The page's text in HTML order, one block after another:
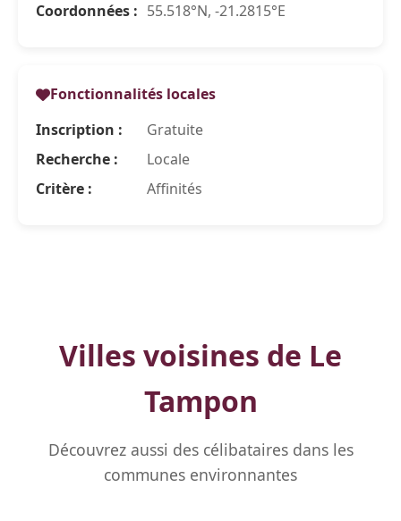
Coordonnées : 55.518°N, -21.2815°E
Fonctionnalités locales
Inscription :
Gratuite
Recherche :
Locale
Critère :
Affinités
Villes voisines de Le
Tampon
Découvrez aussi des célibataires dans les
communes environnantes